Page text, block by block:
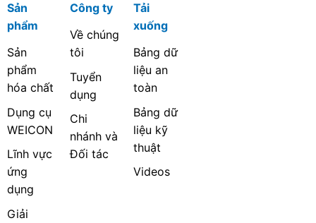
Sản
phẩm
Sản
phẩm
hóa chất
Dụng cụ
WEICON
Lĩnh vực
ứng
dụng
Giải
Công ty
Về chúng
tôi
Tuyển
dụng
Chi
nhánh và
Đối tác
Tải
xuống
Bảng dữ
liệu an
toàn
Bảng dữ
liệu kỹ
thuật
Videos